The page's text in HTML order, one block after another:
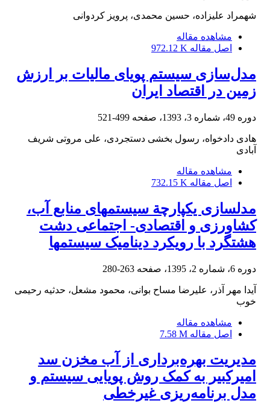
شهمراد علیزاده، حسین محمدی، پرویز کردوانی
مشاهده مقاله
اصل مقاله 972.12 K
مدل‌سازی سیستم پویای مالیات بر ارزش
زمین در اقتصاد ایران
دوره 49، شماره 3، 1393، صفحه 499-521
هادی دادخواه، رسول بخشی دستجردی، علی مروتی شریف
آبادی
مشاهده مقاله
اصل مقاله 732.15 K
مدل‎سازی یکپارچة سیستم‎های منابع آب،
کشاورزی و اقتصادی- اجتماعی دشت
هشتگرد با رویکرد دینامیک سیستم‎ها
دوره 6، شماره 2، 1395، صفحه 263-280
آیدا مهر آذر، علیرضا مساح بوانی، محمود مشعل، حدثیه رحیمی
خوب
مشاهده مقاله
اصل مقاله 7.58 M
مدیریت بهره‌برداری از آب مخزن سد‌
امیرکبیر به کمک روش پویایی سیستم و
مدل برنامه‌ریزی غیرخطی